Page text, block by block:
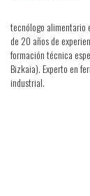
tecnólogo alimentario
de 20 años de
formación técnica
Bizkaia). Experto en
industrial.